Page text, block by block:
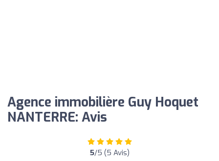
Agence immobilière Guy Hoquet
NANTERRE: Avis
5/5 (5 Avis)